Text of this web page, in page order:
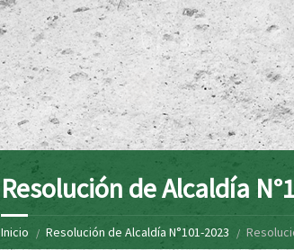
Resolución de Alcaldía
Inicio Resolución de Alcaldía N°101-2023